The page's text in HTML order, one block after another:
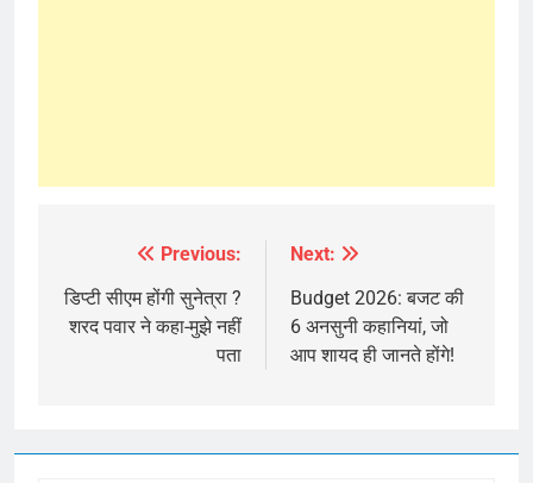
navigation
Previous:
डिप्टी सीएम होंगी सुनेत्रा ?
शरद पवार ने कहा-मुझे नहीं
पता
Next:
Budget 2026: बजट की
6 अनसुनी कहानियां, जो
आप शायद ही जानते होंगे!